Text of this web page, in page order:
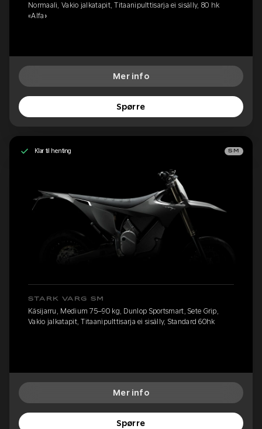
Normaali, Vakio jalkatapit, Titaanipulttisarja ei sisälly, 80 hk
«Alfa»
Mer info
Spørre
Klar til henting SM
STARK VARG SM
Käsijarru, Medium 75–90 kg, Dunlop Sportsmart, Sete Grip,
Vakio jalkatapit, Titaanipulttisarja ei sisälly, Standard 60hk
Mer info
Spørre